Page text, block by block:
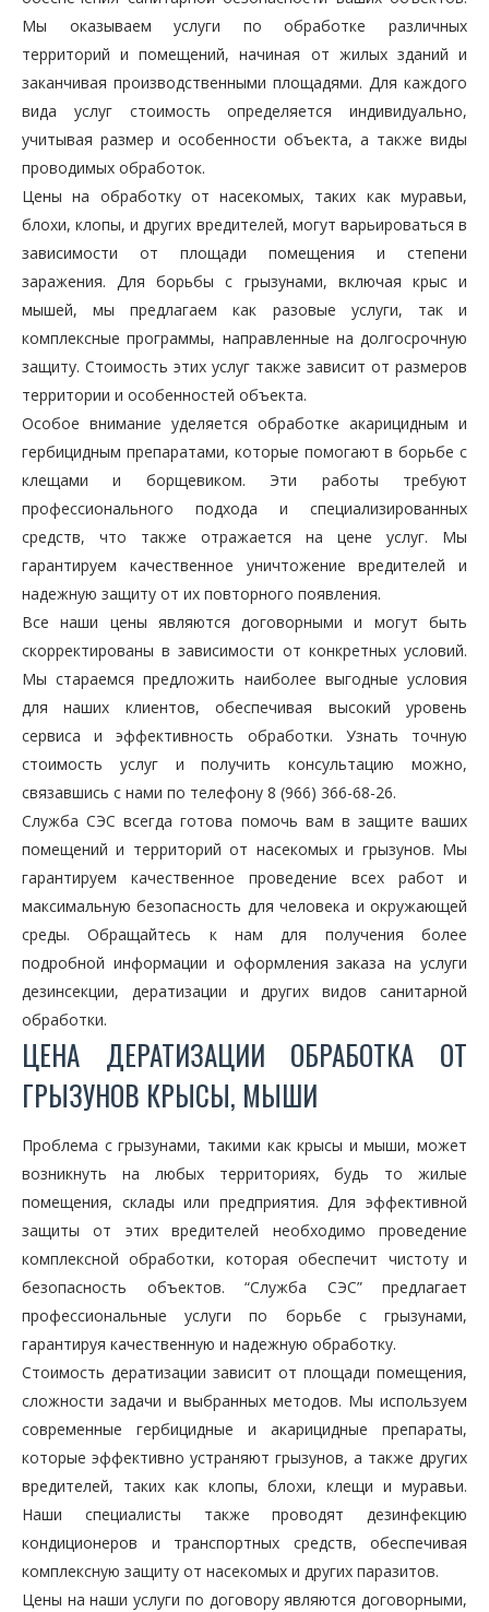
Мы оказываем услуги по обработке различных
территорий и помещений, начиная от жилых зданий и
заканчивая производственными площадями. Для каждого
вида услуг стоимость определяется индивидуально,
учитывая размер и особенности объекта, а также виды
проводимых обработок.
Цены на обработку от насекомых, таких как муравьи,
блохи, клопы, и других вредителей, могут варьироваться в
зависимости от площади помещения и степени
заражения. Для борьбы с грызунами, включая крыс и
мышей, мы предлагаем как разовые услуги, так и
комплексные программы, направленные на долгосрочную
защиту. Стоимость этих услуг также зависит от размеров
территории и особенностей объекта.
Особое внимание уделяется обработке акарицидным и
гербицидным препаратами, которые помогают в борьбе с
клещами и борщевиком. Эти работы требуют
профессионального подхода и специализированных
средств, что также отражается на цене услуг. Мы
гарантируем качественное уничтожение вредителей и
надежную защиту от их повторного появления.
Все наши цены являются договорными и могут быть
скорректированы в зависимости от конкретных условий.
Мы стараемся предложить наиболее выгодные условия
для наших клиентов, обеспечивая высокий уровень
сервиса и эффективность обработки. Узнать точную
стоимость услуг и получить консультацию можно,
связавшись с нами по телефону 8 (966) 366-68-26.
Служба СЭС всегда готова помочь вам в защите ваших
помещений и территорий от насекомых и грызунов. Мы
гарантируем качественное проведение всех работ и
максимальную безопасность для человека и окружающей
среды. Обращайтесь к нам для получения более
подробной информации и оформления заказа на услуги
дезинсекции, дератизации и других видов санитарной
обработки.
ЦЕНА ДЕРАТИЗАЦИИ ОБРАБОТКА ОТ
ГРЫЗУНОВ КРЫСЫ, МЫШИ
Проблема с грызунами, такими как крысы и мыши, может
возникнуть на любых территориях, будь то жилые
помещения, склады или предприятия. Для эффективной
защиты от этих вредителей необходимо проведение
комплексной обработки, которая обеспечит чистоту и
безопасность объектов. “Служба СЭС” предлагает
профессиональные услуги по борьбе с грызунами,
гарантируя качественную и надежную обработку.
Стоимость дератизации зависит от площади помещения,
сложности задачи и выбранных методов. Мы используем
современные гербицидные и акарицидные препараты,
которые эффективно устраняют грызунов, а также других
вредителей, таких как клопы, блохи, клещи и муравьи.
Наши специалисты также проводят дезинфекцию
кондиционеров и транспортных средств, обеспечивая
комплексную защиту от насекомых и других паразитов.
Цены на наши услуги по договору являются договорными,